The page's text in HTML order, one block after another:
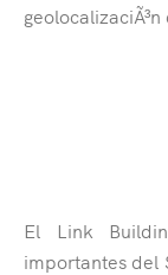
El Link
importantes del